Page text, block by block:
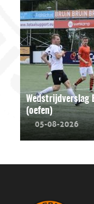
Wedstrijdverslag
(oefen)
05-08-2026